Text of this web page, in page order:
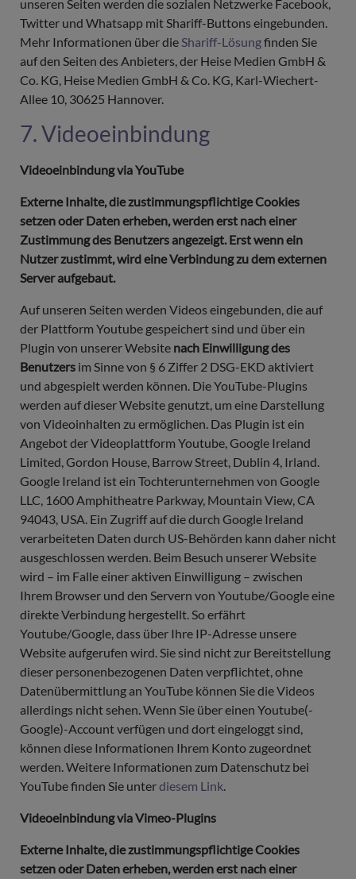
unseren Seiten werden die sozialen Netzwerke Facebook,
Twitter und Whatsapp mit Shariff-Buttons eingebunden.
Mehr Informationen über dieShariff-Lösungfinden Sie
auf den Seiten des Anbieters, der Heise Medien GmbH &
Co. KG, Heise Medien GmbH & Co. KG, Karl-Wiechert-
Allee 10, 30625 Hannover.
7. Videoeinbindung
Videoeinbindung via YouTube
Externe Inhalte, die zustimmungspflichtige Cookies
setzen oder Daten erheben, werden erst nach einer
Zustimmung des Benutzers angezeigt. Erst wenn ein
Nutzer zustimmt, wird eine Verbindung zu dem externen
Server aufgebaut.
Auf unseren Seiten werden Videos eingebunden, die auf
der Plattform Youtube gespeichert sind und über ein
Plugin von unserer Website nach Einwilligung des
Benutzers im Sinne von § 6 Ziffer 2 DSG-EKD aktiviert
und abgespielt werden können. Die YouTube-Plugins
werden auf dieser Website genutzt, um eine Darstellung
von Videoinhalten zu ermöglichen. Das Plugin ist ein
Angebot der Videoplattform Youtube, Google Ireland
Limited, Gordon House, Barrow Street, Dublin 4, Irland.
Google Ireland ist ein Tochterunternehmen von Google
LLC, 1600 Amphitheatre Parkway, Mountain View, CA
94043, USA. Ein Zugriff auf die durch Google Ireland
verarbeiteten Daten durch US-Behörden kann daher nicht
ausgeschlossen werden. Beim Besuch unserer Website
wird – im Falle einer aktiven Einwilligung – zwischen
Ihrem Browser und den Servern von Youtube/Google eine
direkte Verbindung hergestellt. So erfährt
Youtube/Google, dass über Ihre IP-Adresse unsere
Website aufgerufen wird. Sie sind nicht zur Bereitstellung
dieser personenbezogenen Daten verpflichtet, ohne
Datenübermittlung an YouTube können Sie die Videos
allerdings nicht sehen. Wenn Sie über einen Youtube(-
Google)-Account verfügen und dort eingeloggt sind,
können diese Informationen Ihrem Konto zugeordnet
werden. Weitere Informationen zum Datenschutz bei
YouTube finden Sie unterdiesem Link.
Videoeinbindung via Vimeo-Plugins
Externe Inhalte, die zustimmungspflichtige Cookies
setzen oder Daten erheben, werden erst nach einer